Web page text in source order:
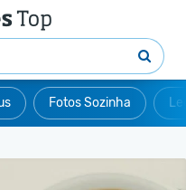
Fotos Sozinha